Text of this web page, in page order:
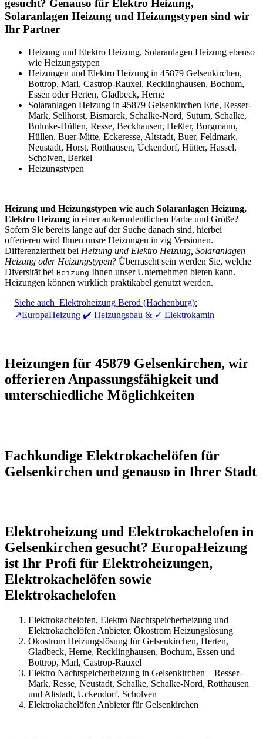
gesucht? Genauso für Elektro Heizung,
Solaranlagen Heizung und Heizungstypen sind wir
Ihr Partner
Heizung und Elektro Heizung, Solaranlagen Heizung ebenso
wie Heizungstypen
Heizungen und Elektro Heizung in 45879 Gelsenkirchen,
Bottrop, Marl, Castrop-Rauxel, Recklinghausen, Bochum,
Essen oder Herten, Gladbeck, Herne
Solaranlagen Heizung in 45879 Gelsenkirchen Erle, Resser-
Mark, Sellhorst, Bismarck, Schalke-Nord, Sutum, Schalke,
Bulmke-Hüllen, Resse, Beckhausen, Heßler, Borgmann,
Hüllen, Buer-Mitte, Eckeresse, Altstadt, Buer, Feldmark,
Neustadt, Horst, Rotthausen, Ückendorf, Hütter, Hassel,
Scholven, Berkel
Heizungstypen
Heizung und Heizungstypen wie auch Solaranlagen Heizung,
Elektro Heizung in einer außerordentlichen Farbe und Größe?
Sofern Sie bereits lange auf der Suche danach sind, hierbei
offerieren wird Ihnen unsre Heizungen in zig Versionen.
Differenziertheit bei Heizung und Elektro Heizung, Solaranlagen
Heizung oder Heizungstypen? Überrascht sein werden Sie, welche
Diversität bei Heizung Ihnen unser Unternehmen bieten kann.
Heizungen können wirklich praktikabel genutzt werden.
Siehe auch Elektroheizung Berod (Hachenburg):
↗️EuropaHeizung ✔️ Heizungsbau & ✓ Elektrokamin
Heizungen für 45879 Gelsenkirchen, wir
offerieren Anpassungsfähigkeit und
unterschiedliche Möglichkeiten
Fachkundige Elektrokachelöfen für
Gelsenkirchen und genauso in Ihrer Stadt
Elektroheizung und Elektrokachelofen in
Gelsenkirchen gesucht? EuropaHeizung
ist Ihr Profi für Elektroheizungen,
Elektrokachelöfen sowie
Elektrokachelofen
Elektrokachelofen, Elektro Nachtspeicherheizung und
Elektrokachelöfen Anbieter, Ökostrom Heizungslösung
Ökostrom Heizungslösung für Gelsenkirchen, Herten,
Gladbeck, Herne, Recklinghausen, Bochum, Essen und
Bottrop, Marl, Castrop-Rauxel
Elektro Nachtspeicherheizung in Gelsenkirchen – Resser-
Mark, Resse, Neustadt, Schalke, Schalke-Nord, Rotthausen
und Altstadt, Ückendorf, Scholven
Elektrokachelöfen Anbieter für Gelsenkirchen